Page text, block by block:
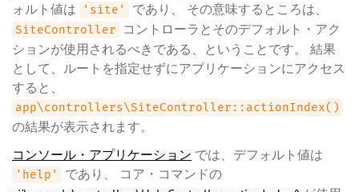
ォルト値は
'site' であり、 その意味するところは、
SiteController
コントローラとそのデフォルト・アク
ションが使用されるべきである、ということです。 結果
として、ルートを指定せずにアプリケーションにアクセス
すると、
app\controllers\SiteController::actionIndex()
の結果が表示されます。
コンソール・アプリケーション では、デフォルト値は
'help'
であり、 コア・コマンドの